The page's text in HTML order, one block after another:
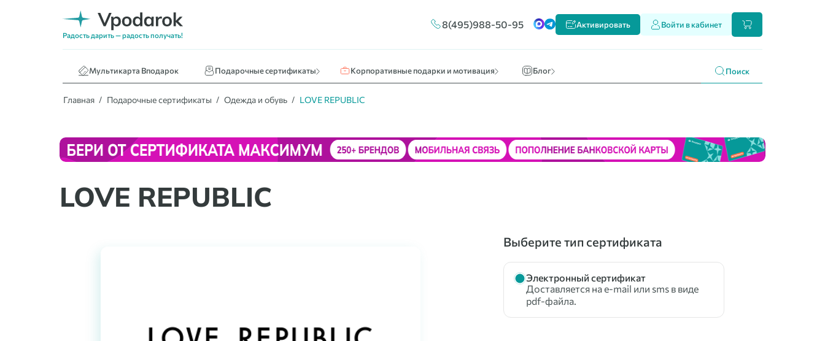
Радость дарить — радость получать!
8(495)988-50-95 Активировать Войти в кабинет
Мультикарта Вподарок Подарочные сертификаты
Кино, театр, развлечения
Книги
Корпоративные подарки и мотивация
Массовые выплаты
Блог
О нас и наших продуктах
Идеи к праздникам
Поиск
Главная Подарочные сертификаты Одежда и обувь LOVE REPUBLIC
LOVE REPUBLIC
Выберите тип сертификата
Электронный сертификат
Доставляется на e-mail или sms в виде
pdf-файла.